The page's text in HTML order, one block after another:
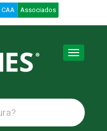
CAA Associados
Toggle